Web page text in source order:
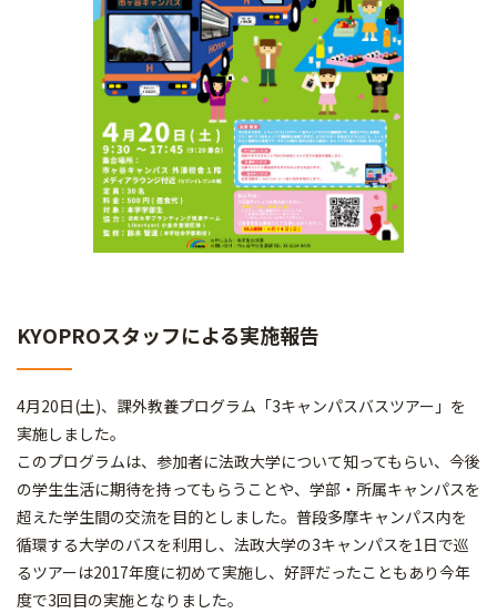
KYOPROスタッフによる実施報告
4月20日(土)、課外教養プログラム「3キャンパスバスツアー」を
実施しました。
このプログラムは、参加者に法政大学について知ってもらい、今後
の学生生活に期待を持ってもらうことや、学部・所属キャンパスを
超えた学生間の交流を目的としました。普段多摩キャンパス内を
循環する大学のバスを利用し、法政大学の3キャンパスを1日で巡
るツアーは2017年度に初めて実施し、好評だったこともあり今年
度で3回目の実施となりました。